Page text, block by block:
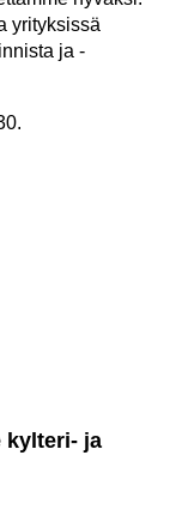
yrityksissä
ja -
kylteri- ja